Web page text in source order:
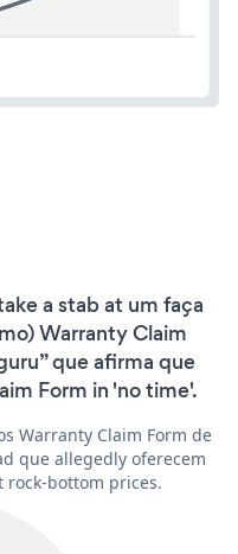
a stab at um faça
Warranty Claim
que afirma que
Form in 'no time'.
Warranty Claim Form de
que allegedly oferecem
rock-bottom prices.